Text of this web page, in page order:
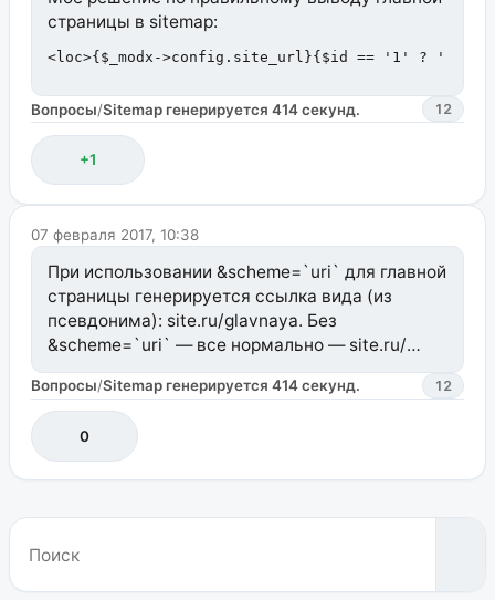
страницы в sitemap:
<loc>{$_modx->config.site_url}{$id == '1' ? '' :
Вопросы/Sitemap генерируется 414 секунд. 12
+1
07 февраля 2017, 10:38
При использовании &scheme=`uri` для главной
страницы генерируется ссылка вида (из
псевдонима): site.ru/glavnaya. Без
&scheme=`uri` — все нормально — site.ru/
Как исправить это при использовании
&scheme=`uri`?
Вопросы/Sitemap генерируется 414 секунд. 12
0